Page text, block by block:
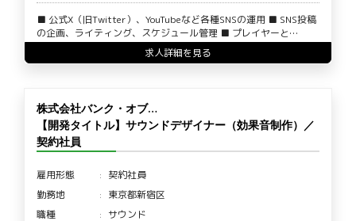
■ 公式X（旧Twitter）、YouTubeなど各種SNSの運用 ■ SNS投稿
の企画、ライティング、スケジュール管理 ■ プレイヤーと…
求人詳細を見る
株式会社バンク・オブ…
【開発タイトル】サウンドデザイナー（効果音制作）／
契約社員
雇用形態
契約社員
勤務地
東京都新宿区
職種
サウンド